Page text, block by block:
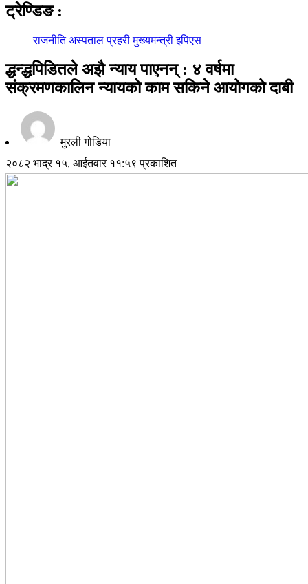
ट्रेण्डिङ :
राजनीति अस्पताल प्रहरी मुख्यमन्त्री इपिएस
द्धन्द्धपिडितले अझै न्याय पाएनन् : ४ वर्षमा
संक्रमणकालिन न्यायको काम सकिने आयोगको दाबी
मुरली गोडिया
२०८२ भाद्र १५, आईतवार ११:५९ प्रकाशित